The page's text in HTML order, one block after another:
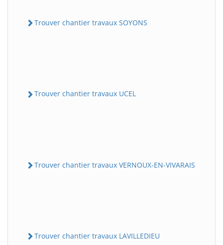
Trouver chantier travaux SOYONS
Trouver chantier travaux UCEL
Trouver chantier travaux VERNOUX-EN-VIVARAIS
Trouver chantier travaux LAVILLEDIEU